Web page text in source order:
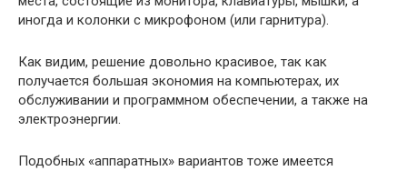
иногда и колонки с микрофоном (или гарнитура).
Как видим, решение довольно красивое, так как
получается большая экономия на компьютерах, их
обслуживании и программном обеспечении, а также на
электроэнергии.
Подобных «аппаратных» вариантов тоже имеется